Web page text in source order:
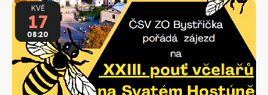
KVĚ
17
08:20